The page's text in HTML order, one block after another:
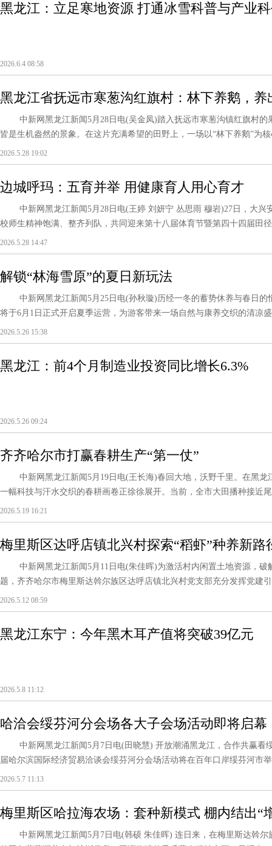
黑龙江：立足寒地资源 打通冰雪科普与产业
2026.6.4 08:58
黑龙江省抚远市寒葱沟红旗村：林下养鹅，养
中新网黑龙江新闻5月28日电(吴金凤)踏入抚远市寒葱沟镇红旗村的
皆是生机盎然的景象。在这片充满希望的田野上，一场以“林下养鹅”为
2026.5.28 19:02
边城呼玛：五育并举 用健康育人用心育才
中新网黑龙江新闻5月28日电(王婷 刘妍宁 丛思雨 穆岩)27日，大兴
校师生精神饱满、整齐列队，共同迎来第十八届体育节暨第四十四届田
2026.5.28 14:47
解锁“林海雪原”的夏日新玩法
中新网黑龙江新闻5月25日电(孙秋璇)历经一冬的蓄势休养与春日的
将于6月1日正式开启夏季运营，为游客带来一场自然与康养交织的清凉
2026.5.26 15:38
黑龙江：前4个月制造业投资同比增长6.3%
2026.5.26 09:24
齐齐哈尔市打赢春耕生产“第一仗”
中新网黑龙江新闻5月19日电(王长海)春回大地，沃野千里。在黑龙
一幅科技与汗水交织的春耕画卷正徐徐展开。当前，全市大田播种接近
2026.5.19 16:21
梅里斯区达呼店镇北兴村探索“稻虾”种养新路
中新网黑龙江新闻5月11日电(朱佳晖)为激活村内闲置土地资源，破
题，齐齐哈尔市梅里斯达斡尔族区达呼店镇北兴村党支部充分发挥党建
2026.5.12 08:59
黑龙江东宁：今年黑木耳产值将突破39亿元
2026.5.8 11:12
哈洽会绥芬河分会场各大子会场活动即将启幕
中新网黑龙江新闻5月7日电(田晓慧) 开放潮涌黑龙江，合作共赢看绥
届哈尔滨国际经济贸易洽谈会绥芬河分会场活动将在百年口岸绥芬河市
2026.5.7 11:13
梅里斯区哈拉海农场：套种新模式 棚内结出“
中新网黑龙江新闻5月7日电(韩硕 朱佳晖) 连日来，在梅里斯达斡尔